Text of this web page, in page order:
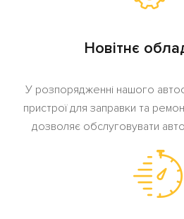
Новітнє
У розпорядженні нашого
пристрої для заправки та
дозволяє обслуговувати